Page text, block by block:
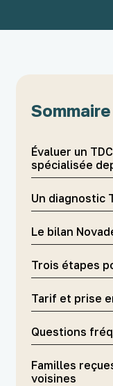
Sommaire
Évaluer un
spécialisée
Un diagnostic
Le bilan
Trois étapes
Tarif et prise
Questions
Familles
voisines